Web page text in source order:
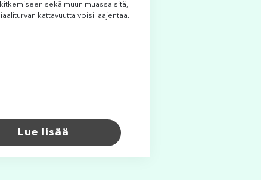
sekä muun muassa sitä,
kattavuutta voisi laajentaa.
Lue lisää